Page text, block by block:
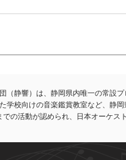
（静響）は、静岡県内唯一の常設
学校向けの音楽鑑賞教室など、静
での活動が認められ、日本オーケス